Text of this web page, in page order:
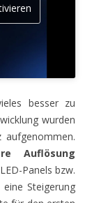
besser zu
wurden
aufgenommen.
Auflösung
Panels bzw.
Steigerung